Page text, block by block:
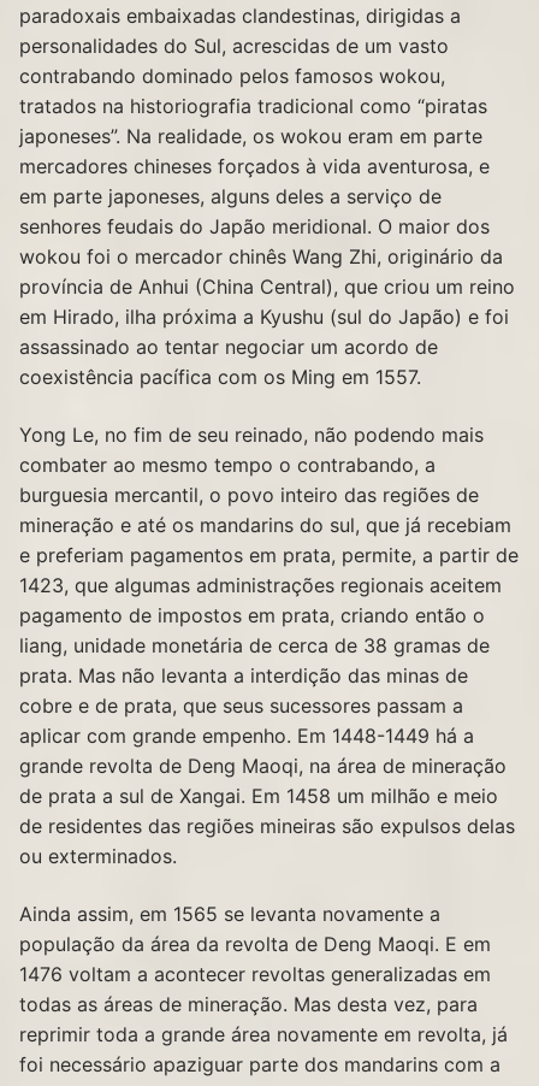
paradoxais embaixadas clandestinas, dirigidas a
personalidades do Sul, acrescidas de um vasto
contrabando dominado pelos famosos wokou,
tratados na historiografia tradicional como “piratas
japoneses”. Na realidade, os wokou eram em parte
mercadores chineses forçados à vida aventurosa, e
em parte japoneses, alguns deles a serviço de
senhores feudais do Japão meridional. O maior dos
wokou foi o mercador chinês Wang Zhi, originário da
província de Anhui (China Central), que criou um reino
em Hirado, ilha próxima a Kyushu (sul do Japão) e foi
assassinado ao tentar negociar um acordo de
coexistência pacífica com os Ming em 1557.
Yong Le, no fim de seu reinado, não podendo mais
combater ao mesmo tempo o contrabando, a
burguesia mercantil, o povo inteiro das regiões de
mineração e até os mandarins do sul, que já recebiam
e preferiam pagamentos em prata, permite, a partir de
1423, que algumas administrações regionais aceitem
pagamento de impostos em prata, criando então o
liang, unidade monetária de cerca de 38 gramas de
prata. Mas não levanta a interdição das minas de
cobre e de prata, que seus sucessores passam a
aplicar com grande empenho. Em 1448-1449 há a
grande revolta de Deng Maoqi, na área de mineração
de prata a sul de Xangai. Em 1458 um milhão e meio
de residentes das regiões mineiras são expulsos delas
ou exterminados.
Ainda assim, em 1565 se levanta novamente a
população da área da revolta de Deng Maoqi. E em
1476 voltam a acontecer revoltas generalizadas em
todas as áreas de mineração. Mas desta vez, para
reprimir toda a grande área novamente em revolta, já
foi necessário apaziguar parte dos mandarins com a